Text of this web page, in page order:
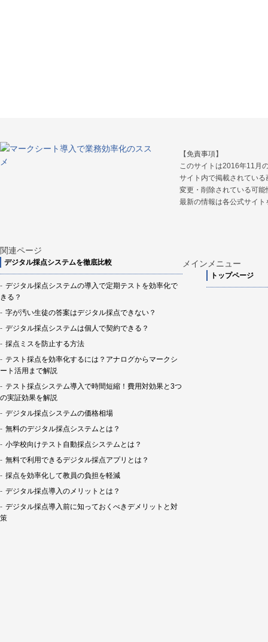
【免責事項】
このサイトは2016年11月
サイト内で掲載されてい
変更・削除されている可
最新の情報は各公式サイ
関連ページ
デジタル採点システムを徹底比較
デジタル採点システムの導入で定期テストを効率化で
きる？
字が汚い生徒の答案はデジタル採点できない？
デジタル採点システムは個人で契約できる？
採点ミスを防止する方法
テスト採点を効率化するには？アナログからマークシ
ート活用まで解説
テスト採点システム導入で時間短縮！費用対効果と3つ
の実証効果を解説
デジタル採点システムの価格相場
無料のデジタル採点システムとは？
小学校向けテスト自動採点システムとは？
無料で利用できるデジタル採点アプリとは？
採点を効率化して教員の負担を軽減
デジタル採点導入のメリットとは？
デジタル採点導入前に知っておくべきデメリットと対
策
メインメニュー
トップページ